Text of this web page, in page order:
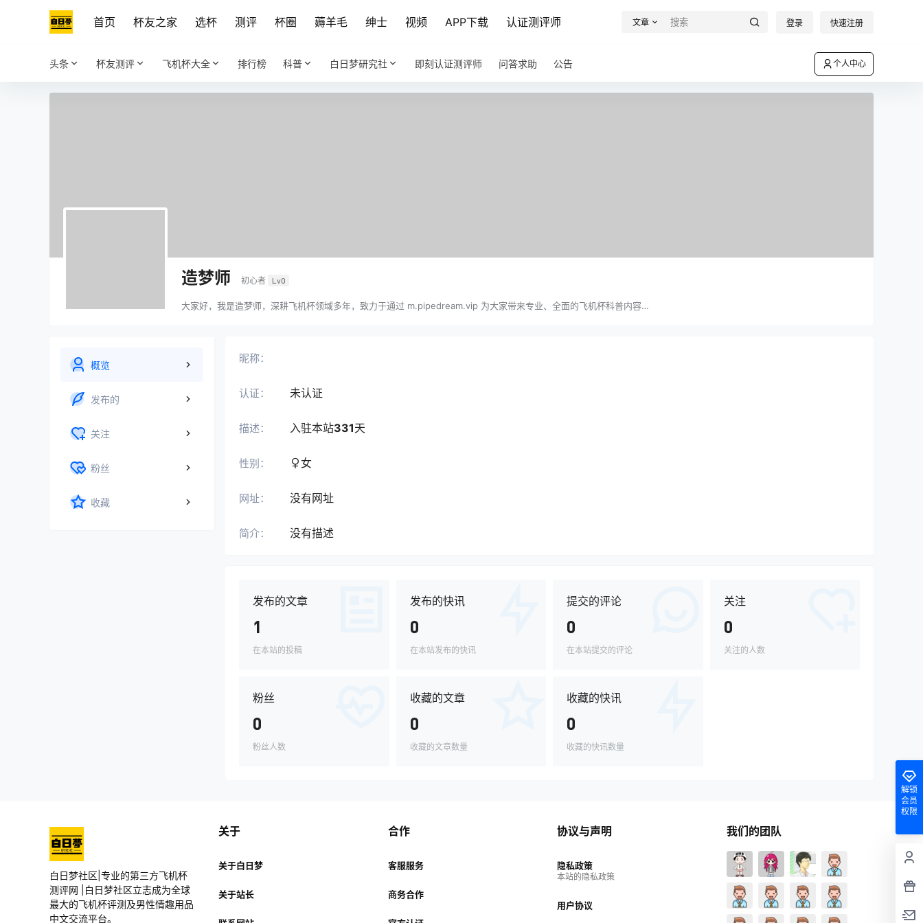
首页 杯友之家 选杯 测评 杯圈 薅羊毛 绅士 视频 APP下载 认证测评师 文章 登录 快速注册
头条 杯友测评 飞机杯大全 排行榜 科普 白日梦研究社 即刻认证测评师 问答求助 公告 个人中心
造梦师 初心者 Lv0
大家好，我是造梦师，深耕飞机杯领域多年，致力于通过 m.pipedream.vip 为大家带来专业、全面的飞机杯科普内容。​
概览
发布的
关注
粉丝
收藏
昵称：
认证： 未认证
描述： 入驻本站331天
性别： 女
网址： 没有网址
简介： 没有描述
发布的文章
1
在本站的投稿
发布的快讯
0
在本站发布的快讯
提交的评论
0
在本站提交的评论
关注
0
关注的人数
粉丝
0
粉丝人数
收藏的文章
0
收藏的文章数量
收藏的快讯
0
收藏的快讯数量
解锁
会员
权限
白日梦社区|专业的第三方飞机杯
测评网 |白日梦社区立志成为全球
最大的飞机杯评测及男性情趣用品
中文交流平台。
关于
关于白日梦
关于站长
合作
客服服务
商务合作
协议与声明
隐私政策
本站的隐私政策
用户协议
我们的团队